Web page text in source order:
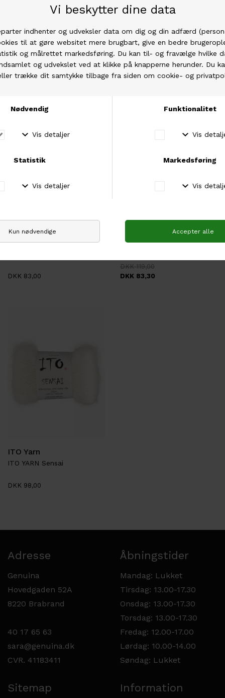
Sysleriget
SYSLERIGET Silkmohair
Fra DKK 154,00
Filcolana
FILCOLANA Tilia
DKK 85,00
Permin
DKK 83,00
Rico
DKK 119,00
DKK 83,30
ITO Yarn
ITO YARN Sensai
DKK 98,00
Adresse
Genuina
Hovedgaden 52A
8220 Brabrand
40 17 65 63
sara@genuina.dk
CVR. 41183411
Åbningstider
Mandag: Lukket
Tirsdag: 13.00-17.30
Onsdag: 13.00-17.30
Torsdag: 13.00-17.30
Fredag: 12.00-17.00
Lørdag: 10.00-14.00
Søndag: Lukket
Sitemap Information